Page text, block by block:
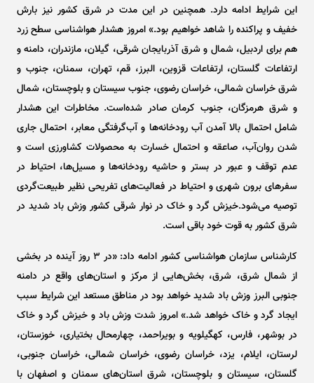
این شرایط ادامه دارد. همچنین در این مدت در شرق کشور نیز بارش
خفیف و پراکنده را شاهد خواهیم بود.» امروز هشدار هواشناسی سطح زرد
هم برای اردبیل، شمال و شرق آذربایجان شرقی، گیلان، مازندران، دامنه و
ارتفاعات گلستان، ارتفاعات قزوین، البرز، قم، تهران، سمنان، جنوب و
شرق خراسان شمالی، خراسان رضوی، جنوب سیستان و بلوچستان، شمال
و شرق هرمزگان، جنوب کرمان صادر شده‌است. مخاطرات این هشدار
شامل احتمال بالا آمدن آب رودخانه‌ها و آب‌گرفتگی معابر، احتمال جاری
شدن روان‌آب، صاعقه و احتمال خسارت به محصولات کشاورزی است و
عدم توقف و عبور در بستر و حاشیه رودخانه‌ها و مسیل‌ها، احتیاط در
سفر‌های برون شهری و احتیاط در فعالیت‌های تفریحی نظیر طبیعت‌گردی
توصیه می‌شود.خیزش گرد و خاک در نوار شرقی کشور وزش باد شدید در
شرق کشور به قوت خود باقی است.
کارشناس سازمان هواشناسی کشور ادامه داد: «در ۳ روز آینده در بخشی
از شمال شرق، شرق، بخش‌هایی از مرکز و استان‌های واقع در دامنه
جنوبی البرز وزش باد شدید خواهد بود در مناطق مستعد این شرایط سبب
ایجاد گرد و خاک خواهد شد.» امروز شدت وزش باد و خیزش گرد و خاک
در بوشهر، فارس، کهگیلویه و بویراحمد، چهارمحال بختیاری، خوزستان،
لرستان، ایلام، یزد، خراسان رضوی، خراسان شمالی، خراسان جنوبی،
گلستان، سیستان و بلوچستان، شرق استان‌های سمنان و اصفهان با